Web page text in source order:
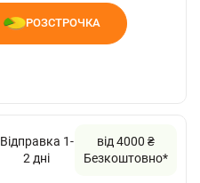
РОЗСТРОЧКА
Відправка 1-
2 дні
від 4000 ₴
Безкоштовно*